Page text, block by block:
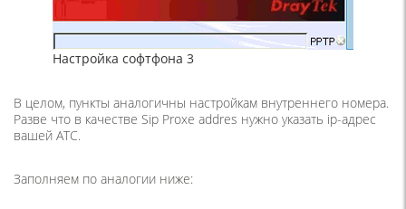
Настройка софтфона 3
В целом, пункты аналогичны настройкам внутреннего номера.
Разве что в качестве Sip Proxe addres нужно указать ip-адрес
вашей АТС.
Заполняем по аналогии ниже: